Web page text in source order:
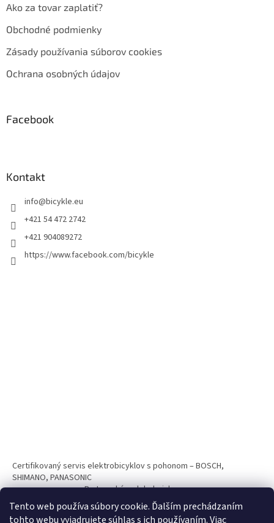
Tento web používa súbory cookie. Ďalším prechádzaním
tohto webu vyjadrujete súhlas s ich používaním. Viac
Ako za tovar zaplatiť?
Obchodné podmienky
Zásady používania súborov cookies
Ochrana osobných údajov
Facebook
Kontakt
info@bicykle.eu
+421 54 472 2742
+421 904089272
https://www.facebook.com/bicykle
Certifikovaný servis elektrobicyklov s pohonom – BOSCH,
SHIMANO, PANASONIC
Partnerský web hokejshop.eu